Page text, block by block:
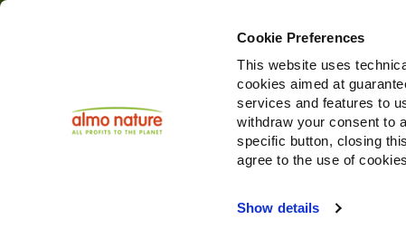
Cookie Preferences
This website uses
cookies aimed at
services and features to
withdraw your consent to
specific button, closing
agree to the use of
Show details
Choose another country or region to see content